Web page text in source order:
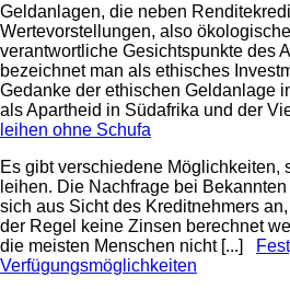
Geldanlagen, die neben
Wertevorstellungen, also
verantwortliche Gesichtspunkte des
bezeichnet man als ethisches
Gedanke der ethischen Geldanlage
als Apartheid in Südafrika und der
leihen ohne Schufa
Es gibt verschiedene Möglichkeiten,
leihen. Die Nachfrage bei
sich aus Sicht des Kreditnehmers
der Regel keine Zinsen berechnet
die meisten Menschen nicht [...]
Verfügungsmöglichkeiten